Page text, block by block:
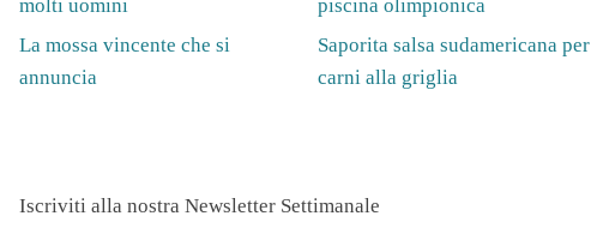
molti uomini piscina olimpionica
La mossa vincente che si
annuncia
Saporita salsa sudamericana per
carni alla griglia
Iscriviti alla nostra Newsletter Settimanale